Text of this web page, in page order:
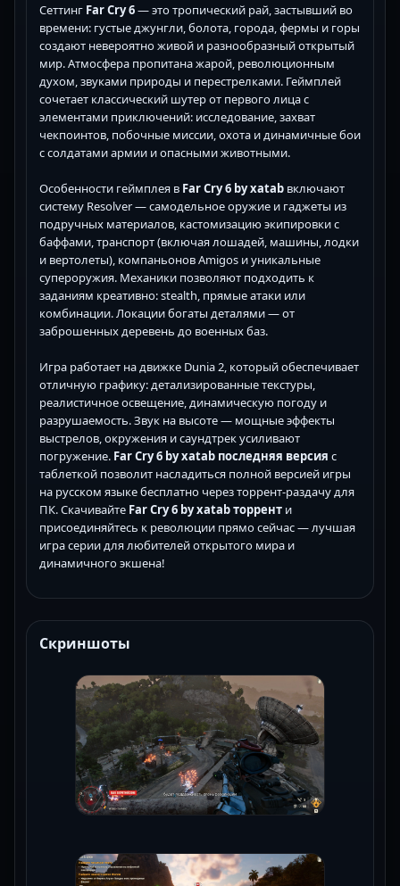
Сеттинг Far Cry 6— это тропический рай, застывший во
времени: густые джунгли, болота, города, фермы и горы
создают невероятно живой и разнообразный открытый
мир. Атмосфера пропитана жарой, революционным
духом, звуками природы и перестрелками. Геймплей
сочетает классический шутер от первого лица с
элементами приключений: исследование, захват
чекпоинтов, побочные миссии, охота и динамичные бои
с солдатами армии и опасными животными.
Особенности геймплея в Far Cry 6 by xatab включают
систему Resolver — самодельное оружие и гаджеты из
подручных материалов, кастомизацию экипировки с
баффами, транспорт (включая лошадей, машины, лодки
и вертолеты), компаньонов Amigos и уникальные
супероружия. Механики позволяют подходить к
заданиям креативно: stealth, прямые атаки или
комбинации. Локации богаты деталями — от
заброшенных деревень до военных баз.
Игра работает на движке Dunia 2, который обеспечивает
отличную графику: детализированные текстуры,
реалистичное освещение, динамическую погоду и
разрушаемость. Звук на высоте — мощные эффекты
выстрелов, окружения и саундтрек усиливают
погружение. Far Cry 6 by xatab последняя версия с
таблеткой позволит насладиться полной версией игры
на русском языке бесплатно через торрент-раздачу для
ПК. Скачивайте Far Cry 6 by xatab торрент и
присоединяйтесь к революции прямо сейчас — лучшая
игра серии для любителей открытого мира и
динамичного экшена!
Скриншоты